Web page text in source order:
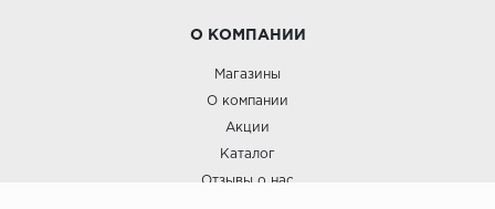
О КОМПАНИИ
Магазины
О компании
Акции
Каталог
Отзывы о нас